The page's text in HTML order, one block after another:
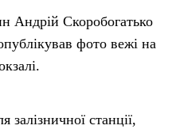
Андрій Скоробогатько
фото вежі на
станції,